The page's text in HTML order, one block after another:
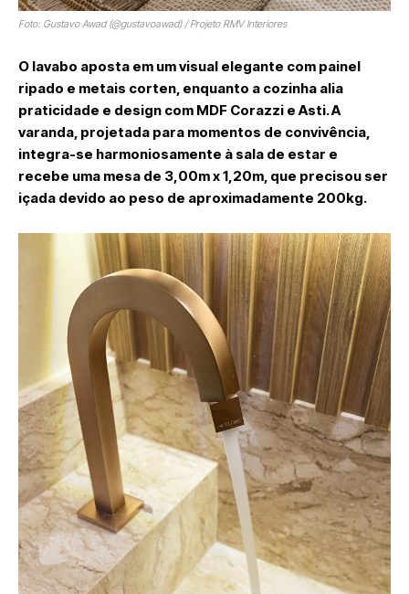
Foto: Gustavo Awad (@gustavoawad) / Projeto RMV Interiores
O lavabo aposta em um visual elegante com painel
ripado e metais corten, enquanto a cozinha alia
praticidade e design com MDF Corazzi e Asti. A
varanda, projetada para momentos de convivência,
integra-se harmoniosamente à sala de estar e
recebe uma mesa de 3,00m x 1,20m, que precisou ser
içada devido ao peso de aproximadamente 200kg.